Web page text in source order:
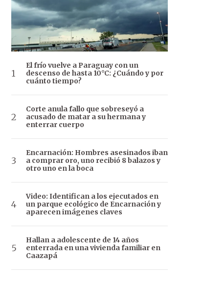
El frío vuelve a Paraguay con un
descenso de hasta 10°C: ¿Cuándo y por
cuánto tiempo?
Corte anula fallo que sobreseyó a
acusado de matar a su hermana y
enterrar cuerpo
Encarnación: Hombres asesinados iban
a comprar oro, uno recibió 8 balazos y
otro uno en la boca
Video: Identifican a los ejecutados en
un parque ecológico de Encarnación y
aparecen imágenes claves
Hallan a adolescente de 14 años
enterrada en una vivienda familiar en
Caazapá